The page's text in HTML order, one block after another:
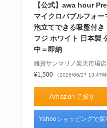
【公式】awa hour
マイクロバブルフォ
泡立てできる吸盤付
フジ ホワイト 日本製
中＝即納
雑貨サンマリノ楽天市場店
¥1,500
（2026/06/27 13:47
Amazonで探す
Yahooショッピングで探